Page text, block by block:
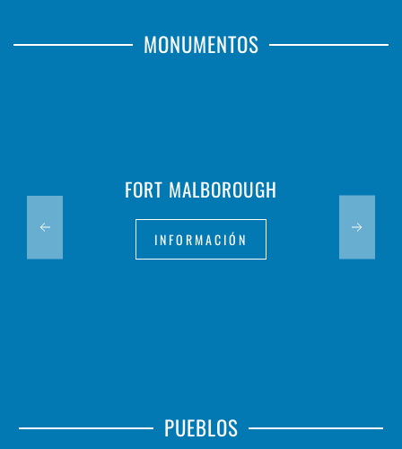
MONUMENTOS
FORT MALBOROUGH
INFORMACIÓN
PUEBLOS